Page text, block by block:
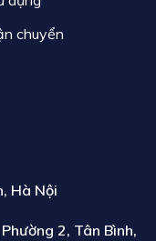
chuyển
Hà Nội
2, Tân Bình,